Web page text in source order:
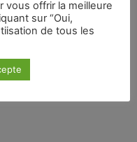
qui lui fit l’offre
en échange d’être accepté
pas besoin de m’ajouter
Commencez par […]
vous offrir la meilleure
sur “Oui,
de tous les